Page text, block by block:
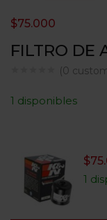
FILTRO DE
(0
$75.000
1 disponibles
$
1